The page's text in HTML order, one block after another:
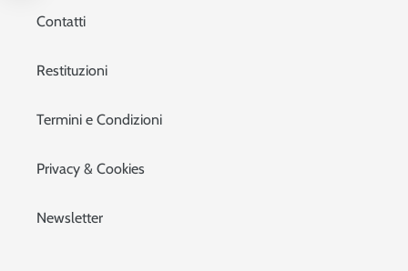
Contatti
Restituzioni
Termini e Condizioni
Privacy & Cookies
Newsletter